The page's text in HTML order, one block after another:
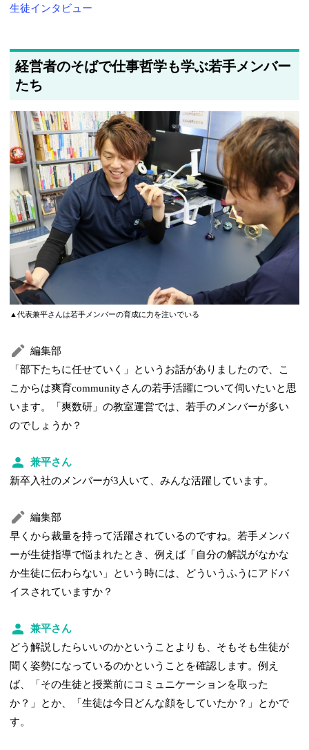
生徒インタビュー
経営者のそばで仕事哲学も学ぶ若手メンバー
たち
▲代表兼平さんは若手メンバーの育成に力を注いでいる
編集部
「部下たちに任せていく」というお話がありましたので、こ
こからは爽育communityさんの若手活躍について伺いたいと思
います。「爽数研」の教室運営では、若手のメンバーが多い
のでしょうか？
兼平さん
新卒入社のメンバーが3人いて、みんな活躍しています。
編集部
早くから裁量を持って活躍されているのですね。若手メンバ
ーが生徒指導で悩まれたとき、例えば「自分の解説がなかな
か生徒に伝わらない」という時には、どういうふうにアドバ
イスされていますか？
兼平さん
どう解説したらいいのかということよりも、そもそも生徒が
聞く姿勢になっているのかということを確認します。例え
ば、「その生徒と授業前にコミュニケーションを取った
か？」とか、「生徒は今日どんな顔をしていたか？」とかで
す。